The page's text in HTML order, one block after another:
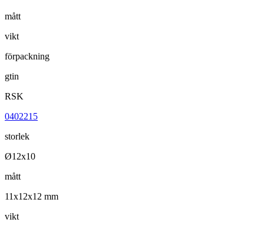
mått
vikt
förpackning
gtin
RSK
0402215
storlek
Ø12x10
mått
11x12x12 mm
vikt